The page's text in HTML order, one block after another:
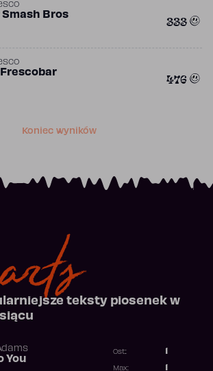
Bros 333
Frescobar 476
Koniec wyników
teksty piosenek w
You
Ost.:
Max: